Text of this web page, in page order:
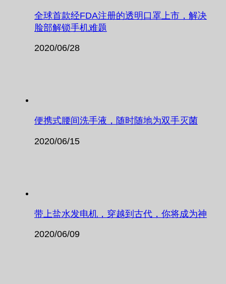
全球首款经FDA注册的透明口罩上市，解决
脸部解锁手机难题
2020/06/28
便携式腰间洗手液，随时随地为双手灭菌
2020/06/15
带上盐水发电机，穿越到古代，你将成为神
2020/06/09